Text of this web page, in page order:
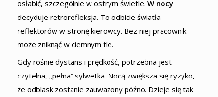
osłabić, szczególnie w ostrym świetle. W nocy
decyduje retrorefleksja. To odbicie światła
reflektorów w stronę kierowcy. Bez niej pracownik
może zniknąć w ciemnym tle.
Gdy rośnie dystans i prędkość, potrzebna jest
czytelna, „pełna” sylwetka. Nocą zwiększa się ryzyko,
że odblask zostanie zauważony późno. Dzieje się tak